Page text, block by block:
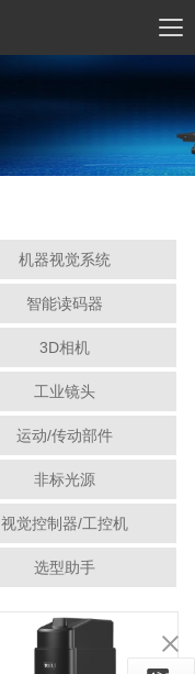
机器视觉系统
智能读码器
3D相机
工业镜头
运动/传动部件
非标光源
视觉控制器/工控机
选型助手